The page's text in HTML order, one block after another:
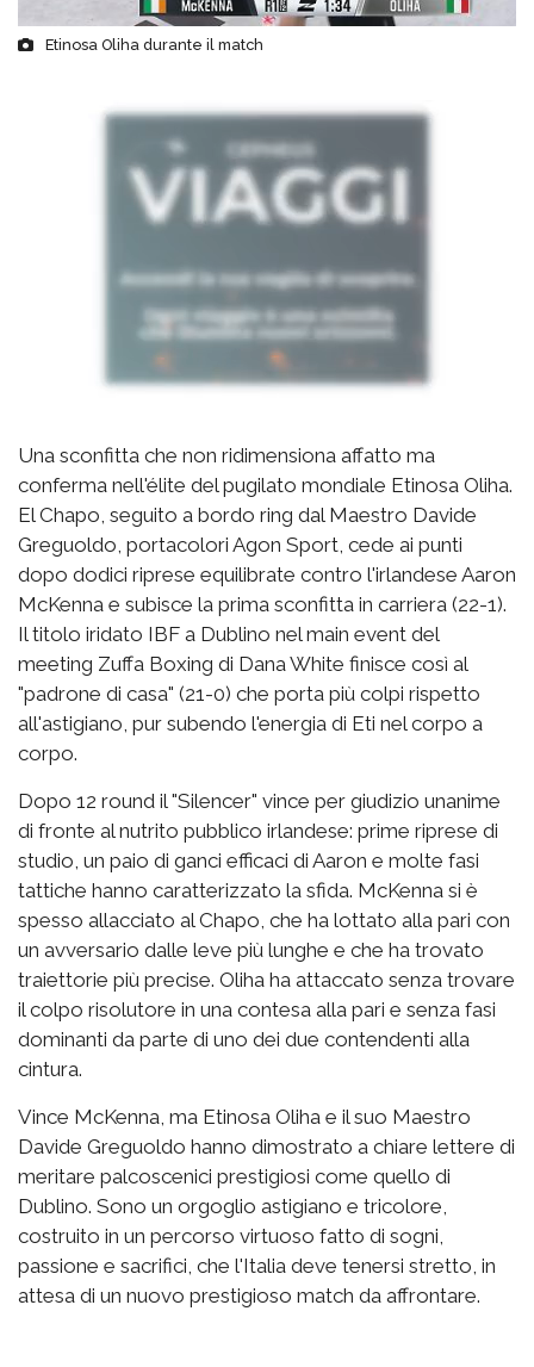
Etinosa Oliha durante il match
Una sconfitta che non ridimensiona affatto ma
conferma nell'élite del pugilato mondiale Etinosa Oliha.
El Chapo, seguito a bordo ring dal Maestro Davide
Greguoldo, portacolori Agon Sport, cede ai punti
dopo dodici riprese equilibrate contro l'irlandese Aaron
McKenna e subisce la prima sconfitta in carriera (22-1).
Il titolo iridato IBF a Dublino nel main event del
meeting Zuffa Boxing di Dana White finisce così al
"padrone di casa" (21-0) che porta più colpi rispetto
all'astigiano, pur subendo l'energia di Eti nel corpo a
corpo.
Dopo 12 round il "Silencer" vince per giudizio unanime
di fronte al nutrito pubblico irlandese: prime riprese di
studio, un paio di ganci efficaci di Aaron e molte fasi
tattiche hanno caratterizzato la sfida. McKenna si è
spesso allacciato al Chapo, che ha lottato alla pari con
un avversario dalle leve più lunghe e che ha trovato
traiettorie più precise. Oliha ha attaccato senza trovare
il colpo risolutore in una contesa alla pari e senza fasi
dominanti da parte di uno dei due contendenti alla
cintura.
Vince McKenna, ma Etinosa Oliha e il suo Maestro
Davide Greguoldo hanno dimostrato a chiare lettere di
meritare palcoscenici prestigiosi come quello di
Dublino. Sono un orgoglio astigiano e tricolore,
costruito in un percorso virtuoso fatto di sogni,
passione e sacrifici, che l'Italia deve tenersi stretto, in
attesa di un nuovo prestigioso match da affrontare.